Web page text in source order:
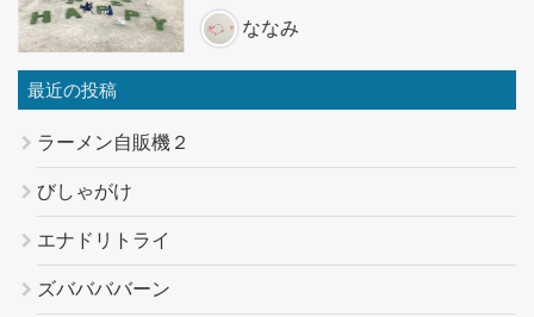
ななみ
最近の投稿
ラーメン自販機２
びしゃがけ
エナドリトライ
ズババババーン